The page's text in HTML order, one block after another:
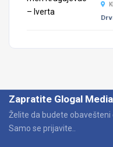
Zapratite Glogal
Želite da budete obavešteni
Samo se prijavite..